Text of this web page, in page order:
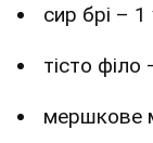
сир брі –
тісто філо
мершкове